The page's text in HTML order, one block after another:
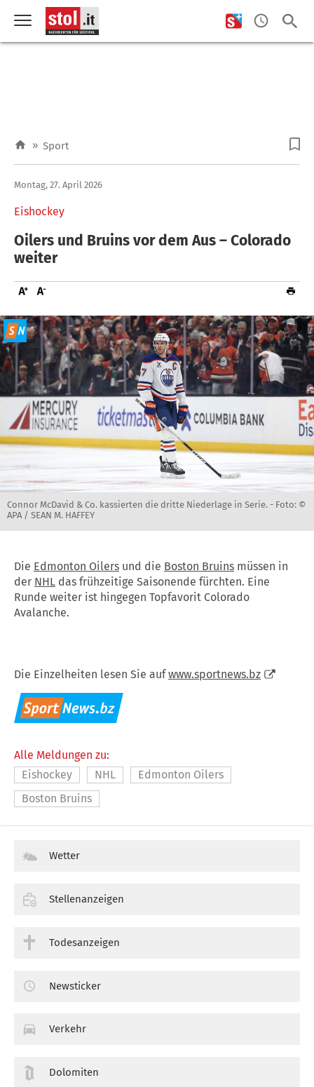
» Sport
Eishockey
Montag, 27. April 2026
Oilers und Bruins vor dem Aus – Colorado
weiter
Connor McDavid & Co. kassierten die dritte Niederlage in Serie. - Foto: ©
APA / SEAN M. HAFFEY
Die Edmonton Oilers und die Boston Bruins müssen in
der NHL das frühzeitige Saisonende fürchten. Eine
Runde weiter ist hingegen Topfavorit Colorado
Avalanche.
Die Einzelheiten lesen Sie aufwww.sportnews.bz
Alle Meldungen zu:
Eishockey
NHL
Edmonton Oilers
Boston Bruins
Wetter
Stellenanzeigen
Todesanzeigen
Newsticker
Verkehr
Dolomiten